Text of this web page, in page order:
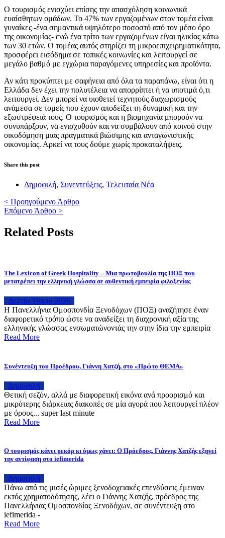
Ο τουρισμός ενισχύει επίσης την απασχόληση κοινωνικά
ευαίσθητων ομάδων. Το 47% των εργαζομένων στον τομέα είναι
γυναίκες -ένα σημαντικά υψηλότερο ποσοστό από τον μέσο όρο
της οικονομίας- ενώ ένα τρίτο των εργαζομένων είναι ηλικίας κάτω
των 30 ετών. Ο τομέας αυτός στηρίζει τη μικροεπιχειρηματικότητα,
προσφέρει εισόδημα σε τοπικές κοινωνίες και λειτουργεί σε
μεγάλο βαθμό με εγχώρια παραγόμενες υπηρεσίες και προϊόντα.
Αν κάτι προκύπτει με σαφήνεια από όλα τα παραπάνω, είναι ότι η
Ελλάδα δεν έχει την πολυτέλεια να απορρίπτει ή να υποτιμά ό,τι
λειτουργεί. Δεν μπορεί να υιοθετεί τεχνητούς διαχωρισμούς
ανάμεσα σε τομείς που έχουν αποδείξει τη δυναμική και την
εξωστρέφειά τους. Ο τουρισμός και η βιομηχανία μπορούν να
συνυπάρξουν, να ενισχυθούν και να συμβάλουν από κοινού στην
οικοδόμηση μιας πραγματικά βιώσιμης και ανταγωνιστικής
οικονομίας. Αρκεί να τους δούμε χωρίς προκαταλήψεις.
Share this post
Δημοφιλή, Συνεντεύξεις, Τελευταία Νέα
< Προηγούμενο Άρθρο
Επόμενο Άρθρο >
Related Posts
The Lexicon of Greek Hospitality – Μια πρωτοβουλία της ΠΟΞ που
μετατρέπει την ελληνική γλώσσα σε αυθεντική εμπειρία φιλοξενίας
Δελτία Τύπου 2026
H Πανελλήνια Ομοσπονδία Ξενοδόχων (ΠΟΞ) αναζήτησε έναν
διαφορετικό τρόπο ώστε να αναδείξει τη διαχρονική αξία της
ελληνικής γλώσσας ενσωματώνοντάς την στην ίδια την εμπειρία
Read More
Συνέντευξη του Προέδρου, Γιάννη Χατζή, στο «Πρώτο ΘΕΜΑ»
Δημοφιλή
Θετική σεζόν, αλλά με διαφορετική εικόνα ανά προορισμό και
μικρότερης διάρκειας διακοπές σε μία αγορά που λειτουργεί πλέον
με όρους... super last minute
Read More
Ο τουρισμός κάνει ρεκόρ κι όμως χάνει: Ο Πρόεδρος, Γιάννης Χατζής εξηγεί
την αντίφαση στο iefimerida
Δημοφιλή
Πάνω από τις μισές ώριμες ξενοδοχειακές επενδύσεις έμειναν
εκτός χρηματοδότησης, λέει ο Γιάννης Χατζής, πρόεδρος της
Πανελλήνιας Ομοσπονδίας Ξενοδόχων, σε συνέντευξη στο
iefimerida -
Read More